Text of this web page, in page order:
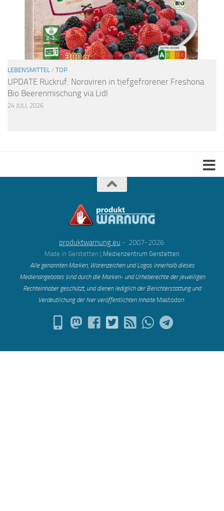
LEBENSMITTEL / TOP
UPDATE Rückruf: Noroviren in tiefgefrorener Freshona
Bio Beerenmischung via Lidl
24 JULI, 2026
produktwarnung.eu - 2007-2026
Made in Gerstetten | Medienzentrum Gerstetten
Alle genannten Marken, Warenzeichen und Logos innerhalb dieses
Medienangebotes sind durch die Marken- und Urheberechte der jeweiligen
Rechteinhaber geschützt, und dienen lediglich der Berichterstattung und
Verdeutlichung der hier veröffentlichten Inhalte Mastodon